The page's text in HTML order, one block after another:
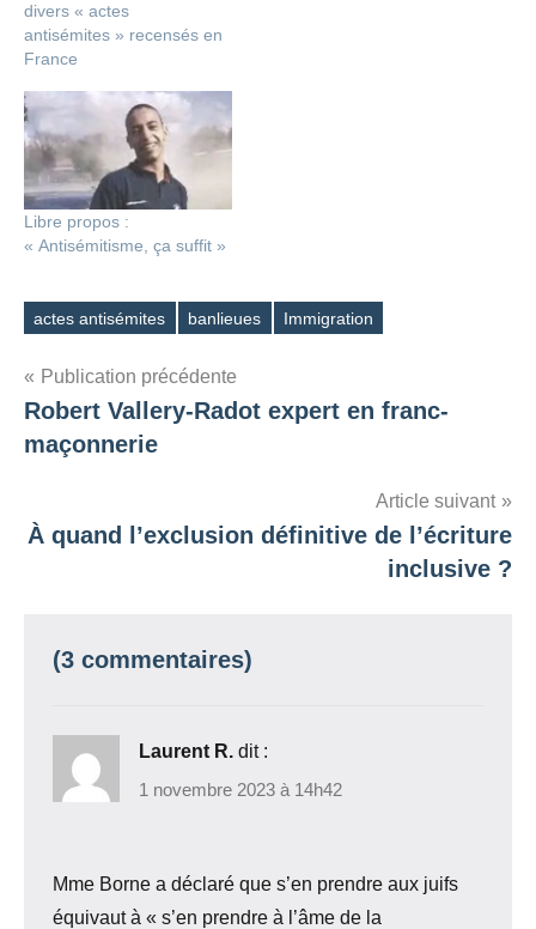
divers « actes
antisémites » recensés en
France
Libre propos :
« Antisémitisme, ça suffit »
Étiquettes
actes antisémites banlieues Immigration
Navigation
de
Publication précédente
Robert Vallery-Radot expert en franc-
maçonnerie
Article suivant
À quand l’exclusion définitive de l’écriture
inclusive ?
(3 commentaires)
Laurent R. dit :
1 novembre 2023 à 14h42
Mme Borne a déclaré que s’en prendre aux juifs
équivaut à « s’en prendre à l’âme de la